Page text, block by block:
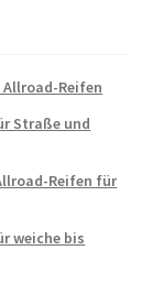
Allroad-Reifen
Straße und
Reifen für
weiche bis